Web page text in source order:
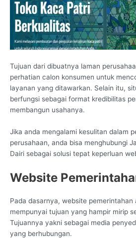
Tujuan dari dibuatnya laman
perhatian calon konsumen untuk
layanan yang ditawarkan. Selain itu,
berfungsi sebagai format kredibilitas
membangun usahanya.
Jika anda mengalami kesulitan dalam
perusahaan, anda bisa menghubungi
Dairi sebagai solusi tepat keperluan
Website
Pada dasarnya, website pemerintahan
mempunyai tujuan yang hampir mirip
Tujuannya yakni sebagai media
yang berhubungan.